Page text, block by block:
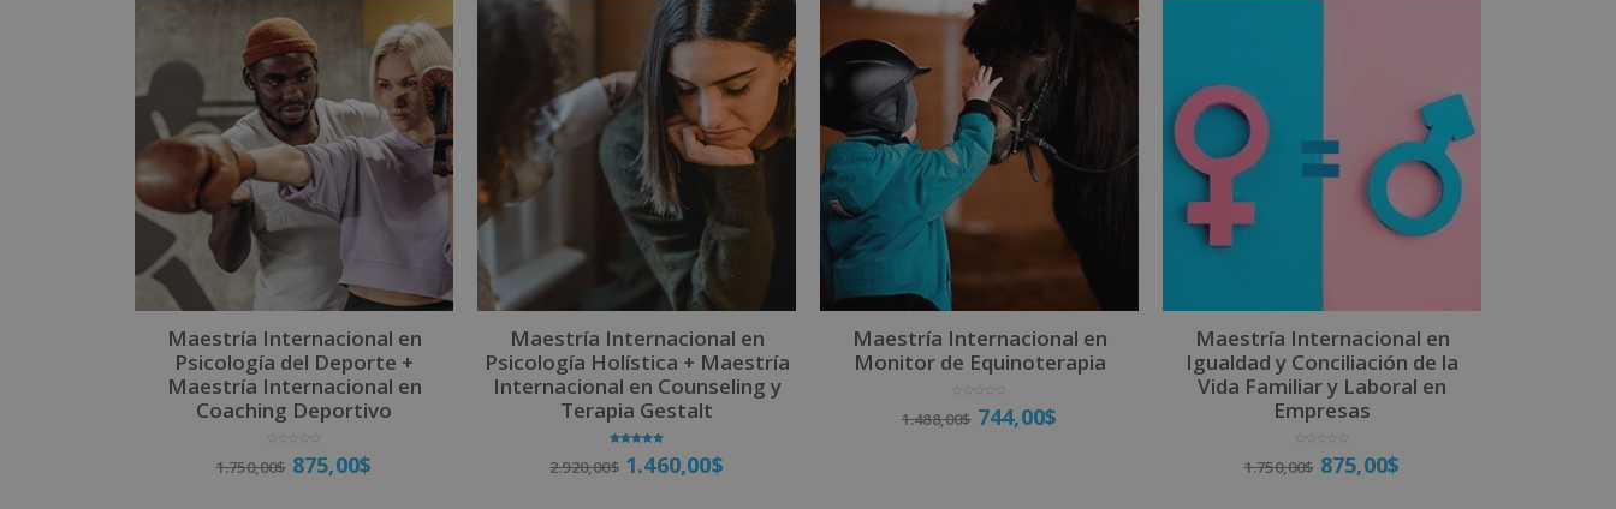
Maestría Internacional en
Psicología del Deporte +
Maestría Internacional en
Coaching Deportivo
a
l
1.750,00$ 875,00$
Maestría Internacional en
Psicología Holística + Maestría
Internacional en Counseling y
Terapia Gestalt
con
5.00
2.920,00$ 1.460,00$
Maestría Internacional en
Monitor de Equinoterapia
a
l
1.488,00$ 744,00$
Maestría Internacional en
Igualdad y Conciliación de la
Vida Familiar y Laboral en
Empresas
a
l
1.750,00$ 875,00$